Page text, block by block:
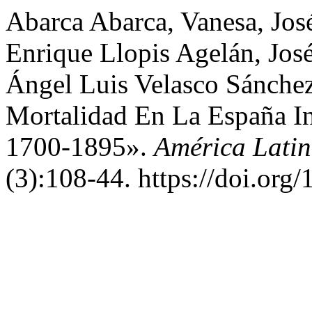
Abarca Abarca, Vanesa,
Enrique Llopis Agelán,
Ángel Luis Velasco
Mortalidad En La España
1700-1895».América
(3):108-44. https://doi.org/